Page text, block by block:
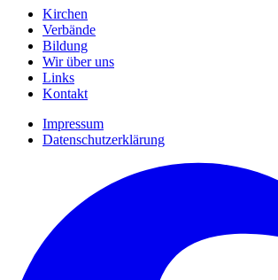
Kirchen
Verbände
Bildung
Wir über uns
Links
Kontakt
Impressum
Datenschutzerklärung